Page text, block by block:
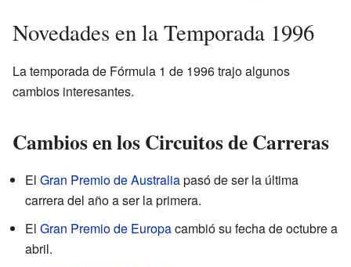
Novedades en la Temporada 1996
La temporada de Fórmula 1 de 1996 trajo algunos
cambios interesantes.
Cambios en los Circuitos de Carreras
El Gran Premio de Australiapasó de ser la última
carrera del año a ser la primera.
El Gran Premio de Europacambió su fecha de octubre a
abril.